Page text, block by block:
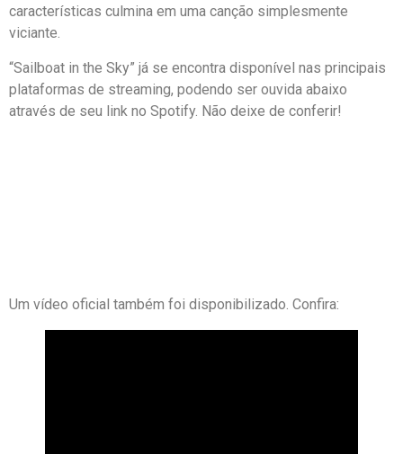
características culmina em uma canção simplesmente
viciante.
“Sailboat in the Sky” já se encontra disponível nas principais
plataformas de streaming, podendo ser ouvida abaixo
através de seu link no Spotify. Não deixe de conferir!
Um vídeo oficial também foi disponibilizado. Confira: